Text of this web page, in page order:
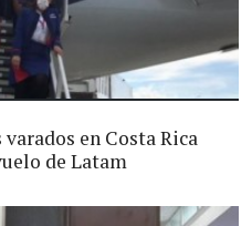
en Costa Rica
de Latam